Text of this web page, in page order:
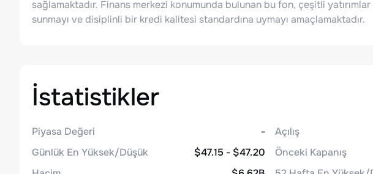
sağlamaktadır. Finans merkezi konumunda bulunan bu fon, çeşitli
sunmayı ve disiplinli bir kredi kalitesi standardına uymayı amaçlamaktadır.
İstatistikler
Piyasa Değeri
-
Günlük En Yüksek/Düşük
$47.15 - $47.20
Açılış
Önceki Kapanış